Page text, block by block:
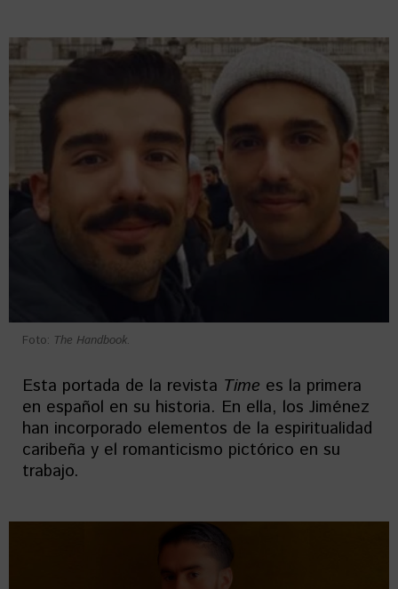
Foto: The Handbook.
Esta portada de la revista Time es la primera
en español en su historia. En ella, los Jiménez
han incorporado elementos de la espiritualidad
caribeña y el romanticismo pictórico en su
trabajo.